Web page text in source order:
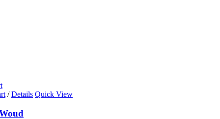
/ Details Quick View